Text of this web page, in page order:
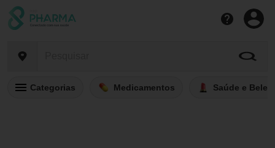
Categorias Medicamentos Saúde e